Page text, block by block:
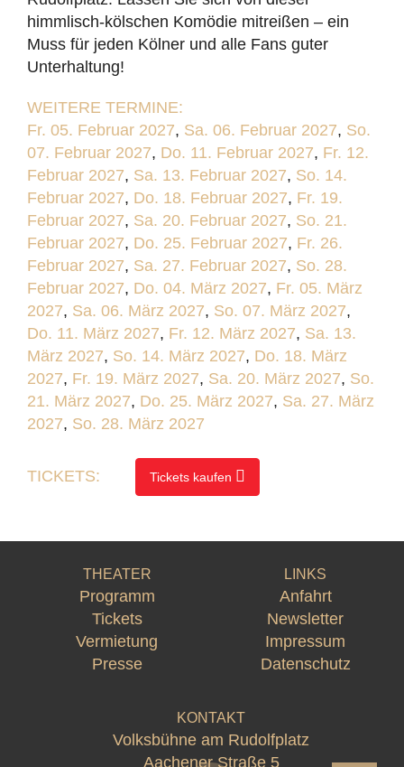
himmlisch-kölschen Komödie mitreißen – ein
Muss für jeden Kölner und alle Fans guter
Unterhaltung!
WEITERE TERMINE:
Fr. 05. Februar 2027, Sa. 06. Februar 2027, So.
07. Februar 2027, Do. 11. Februar 2027, Fr. 12.
Februar 2027, Sa. 13. Februar 2027, So. 14.
Februar 2027, Do. 18. Februar 2027, Fr. 19.
Februar 2027, Sa. 20. Februar 2027, So. 21.
Februar 2027, Do. 25. Februar 2027, Fr. 26.
Februar 2027, Sa. 27. Februar 2027, So. 28.
Februar 2027, Do. 04. März 2027, Fr. 05. März
2027, Sa. 06. März 2027, So. 07. März 2027,
Do. 11. März 2027, Fr. 12. März 2027, Sa. 13.
März 2027, So. 14. März 2027, Do. 18. März
2027, Fr. 19. März 2027, Sa. 20. März 2027, So.
21. März 2027, Do. 25. März 2027, Sa. 27. März
2027, So. 28. März 2027
TICKETS: Tickets kaufen
THEATER
Programm
Tickets
Vermietung
Presse
LINKS
Anfahrt
Newsletter
Impressum
Datenschutz
KONTAKT
Volksbühne am Rudolfplatz
Aachener Straße 5